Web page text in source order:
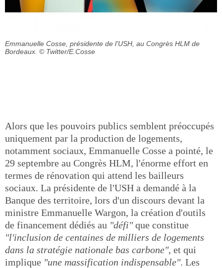
Emmanuelle Cosse, présidente de l'USH, au Congrès HLM de
Bordeaux. © Twitter/E.Cosse
Alors que les pouvoirs publics semblent préoccupés
uniquement par la production de logements,
notamment sociaux, Emmanuelle Cosse a pointé, le
29 septembre au Congrès HLM, l'énorme effort en
termes de rénovation qui attend les bailleurs
sociaux. La présidente de l'USH a demandé à la
Banque des territoire, lors d'un discours devant la
ministre Emmanuelle Wargon, la création d'outils
de financement dédiés au "défi"que constitue
"l'inclusion de centaines de milliers de logements
dans la stratégie nationale bas carbone", et qui
implique "une massification indispensable". Les